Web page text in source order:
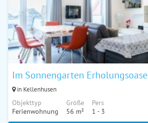
Im Sonnengarten Erholungsoase
in Kellenhusen
Objekttyp
Ferienwohnung
Größe
56 m²
Pers
1 - 3